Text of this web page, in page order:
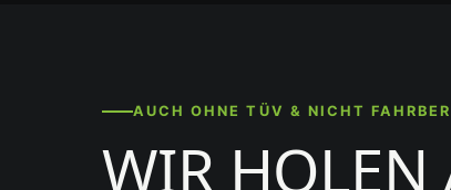
AUCH OHNE TÜV & NICHT
WIR HOLEN